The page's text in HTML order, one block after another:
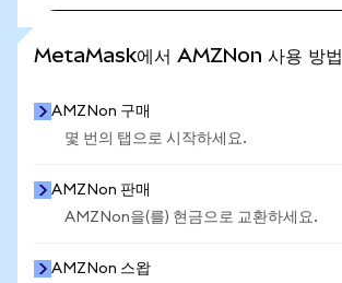
MetaMask에서 AMZNon 사용 방법
AMZNon 구매
몇 번의 탭으로 시작하세요.
AMZNon 판매
AMZNon을(를) 현금으로 교환하세요.
AMZNon 스왑